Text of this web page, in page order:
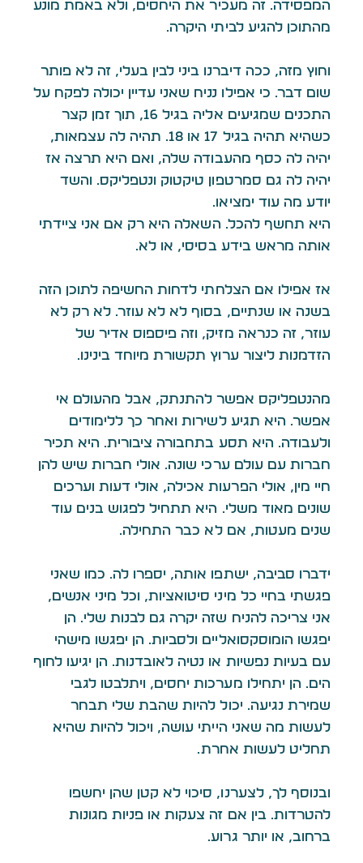
המפסידה. זה מעכיר את היחסים, ולא באמת מונע
מהתוכן להגיע לביתי היקרה.
וחוץ מזה, ככה דיברנו ביני לבין בעלי, זה לא פותר
שום דבר. כי אפילו נניח שאני עדיין יכולה לפקח על
התכנים שמגיעים אליה בגיל 16, תוך זמן קצר
כשהיא תהיה בגיל 17 או 18. תהיה לה עצמאות,
יהיה לה כסף מהעבודה שלה, ואם היא תרצה אז
יהיה לה גם סמרטפון טיקטוק ונטפליקס. והשד
יודע מה עוד ימציאו.
היא תחשף להכל. השאלה היא רק אם אני ציידתי
אותה מראש בידע בסיסי, או לא.
אז אפילו אם הצלחתי לדחות החשיפה לתוכן הזה
בשנה או שנתיים, בסוף לא לא עוזר. לא רק לא
עוזר, זה כנראה מזיק, וזה פיספוס אדיר של
הזדמנות ליצור ערוץ תקשורת מיוחד בינינו.
מהנטפליקס אפשר להתנתק, אבל מהעולם אי
אפשר. היא תגיע לשירות ואחר כך ללימודים
ולעבודה. היא תסע בתחבורה ציבורית. היא תכיר
חברות עם עולם ערכי שונה. אולי חברות שיש להן
חיי מין, אולי הפרעות אכילה, אולי דעות וערכים
שונים מאוד משלי. היא תתחיל לפגוש בנים עוד
שנים מעטות, אם לא כבר התחילה.
ידברו סביבה, ישתפו אותה, יספרו לה. כמו שאני
פגשתי בחיי כל מיני סיטואציות, וכל מיני אנשים,
אני צריכה להניח שזה יקרה גם לבנות שלי. הן
יפגשו הומוסקסואליים ולסביות. הן יפגשו מישהי
עם בעיות נפשיות או נטיה לאובדנות. הן יגיעו לחוף
הים. הן יתחילו מערכות יחסים, ויתלבטו לגבי
שמירת נגיעה. יכול להיות שהבת שלי תבחר
לעשות מה שאני הייתי עושה, ויכול להיות שהיא
תחליט לעשות אחרת.
ובנוסף לך, לצערנו, סיכוי לא קטן שהן יחשפו
להטרדות. בין אם זה צעקות או פניות מגונות
ברחוב, או יותר גרוע.